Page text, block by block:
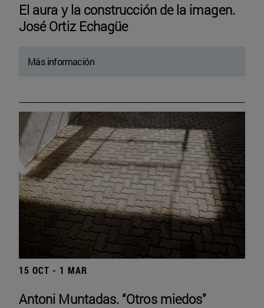
El aura y la construcción de la imagen.
José Ortiz Echagüe
Más información
15 OCT - 1 MAR
Antoni Muntadas. “Otros miedos”